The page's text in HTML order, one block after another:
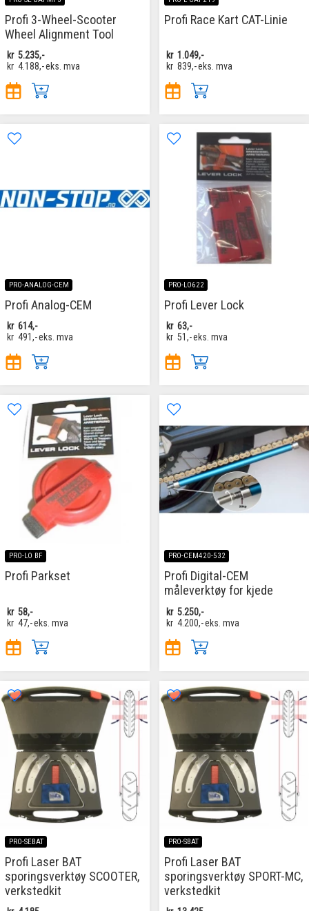
Profi 3-Wheel-Scooter
Wheel Alignment Tool
kr 5.235,-
kr 4.188,-eks. mva
Profi Race Kart CAT-Linie
kr 1.049,-
kr 839,-eks. mva
PRO-ANALOG-CEM
Profi Analog-CEM
kr 614,-
kr 491,-eks. mva
PRO-LO622
Profi Lever Lock
kr 63,-
kr 51,-eks. mva
PRO-LO BF
Profi Parkset
kr 58,-
kr 47,-eks. mva
PRO-CEM420-532
Profi Digital-CEM
måleverktøy for kjede
kr 5.250,-
kr 4.200,-eks. mva
PRO-SEBAT
Profi Laser BAT
sporingsverktøy SCOOTER,
verkstedkit
PRO-SBAT
Profi Laser BAT
sporingsverktøy SPORT-MC,
verkstedkit